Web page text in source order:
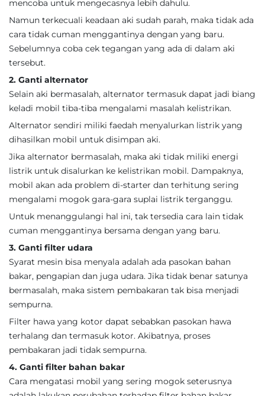
mencoba untuk mengecasnya lebih dahulu.
Namun terkecuali keadaan aki sudah parah, maka tidak ada
cara tidak cuman menggantinya dengan yang baru.
Sebelumnya coba cek tegangan yang ada di dalam aki
tersebut.
2. Ganti alternator
Selain aki bermasalah, alternator termasuk dapat jadi biang
keladi mobil tiba-tiba mengalami masalah kelistrikan.
Alternator sendiri miliki faedah menyalurkan listrik yang
dihasilkan mobil untuk disimpan aki.
Jika alternator bermasalah, maka aki tidak miliki energi
listrik untuk disalurkan ke kelistrikan mobil. Dampaknya,
mobil akan ada problem di-starter dan terhitung sering
mengalami mogok gara-gara suplai listrik terganggu.
Untuk menanggulangi hal ini, tak tersedia cara lain tidak
cuman menggantinya bersama dengan yang baru.
3. Ganti filter udara
Syarat mesin bisa menyala adalah ada pasokan bahan
bakar, pengapian dan juga udara. Jika tidak benar satunya
bermasalah, maka sistem pembakaran tak bisa menjadi
sempurna.
Filter hawa yang kotor dapat sebabkan pasokan hawa
terhalang dan termasuk kotor. Akibatnya, proses
pembakaran jadi tidak sempurna.
4. Ganti filter bahan bakar
Cara mengatasi mobil yang sering mogok seterusnya